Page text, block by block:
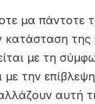
μα πάντοτε
κατάσταση της
με τη
την
αυτή